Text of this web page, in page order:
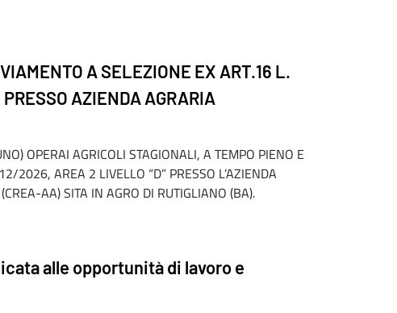
A SELEZIONE EX ART.16 L.
AZIENDA AGRARIA
OPERAI AGRICOLI STAGIONALI, A TEMPO PIENO E
2026, AREA 2 LIVELLO “D” PRESSO L’AZIENDA
AA) SITA IN AGRO DI RUTIGLIANO (BA).
alle opportunità di lavoro e